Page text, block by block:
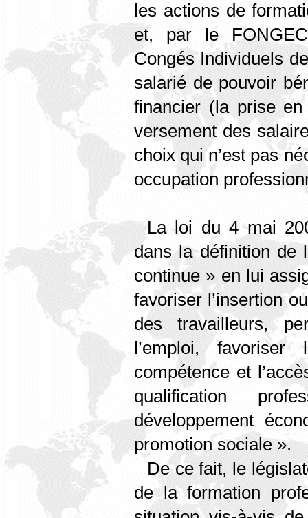
les actions de
et, par le
Congés Individuels
salarié de pouvoir
financier (la prise
versement des
choix qui n’est pas
occupation
La loi du 4 mai
dans la définition de
continue » en lui
favoriser l’insertion
des travailleurs,
l’emploi,
compétence et
qualification
développement
promotion sociale ».
De ce fait, le
de la formation